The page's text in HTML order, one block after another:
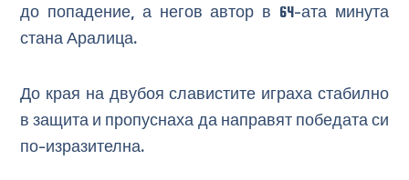
до попадение, а негов автор в 64-ата минута
стана Аралица.
До края на двубоя славистите играха стабилно
в защита и пропуснаха да направят победата си
по-изразителна.